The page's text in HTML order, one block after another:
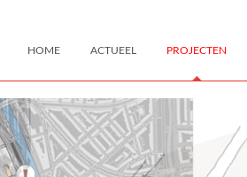
HOME ACTUEEL PROJECTEN